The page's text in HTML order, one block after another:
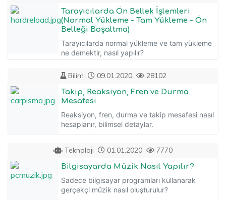
Tarayıcılarda Ön Bellek İşlemleri
(Normal Yükleme - Tam Yükleme - Ön
Belleği Boşaltma)
Tarayıcılarda normal yükleme ve tam yükleme
ne demektir, nasıl yapılır?
Bilim 09.01.2020 28102
Takip, Reaksiyon, Fren ve Durma
Mesafesi
Reaksiyon, fren, durma ve takip mesafesi nasıl
hesaplanır, bilimsel detaylar.
Teknoloji 01.01.2020 7770
Bilgisayarda Müzik Nasıl Yapılır?
Sadece bilgisayar programları kullanarak
gerçekçi müzik nasıl oluşturulur?